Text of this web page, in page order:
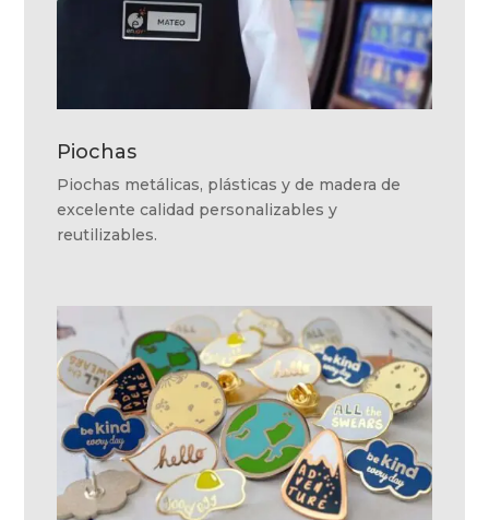
Piochas
Piochas metálicas, plásticas y de madera de
excelente calidad personalizables y
reutilizables.